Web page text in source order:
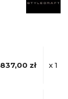
837,00 zł x 1